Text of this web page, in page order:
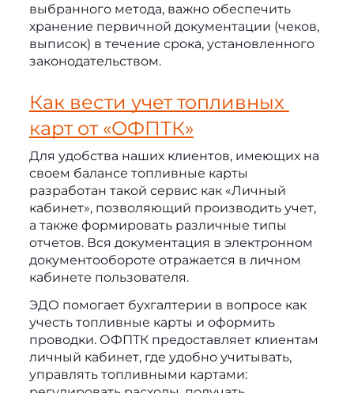
выбранного метода, важно обеспечить
хранение первичной документации (чеков,
выписок) в течение срока, установленного
законодательством.
Как вести учет топливных
карт от «ОФПТК»
Для удобства наших клиентов, имеющих на
своем балансе топливные карты
разработан такой сервис как «Личный
кабинет», позволяющий производить учет,
а также формировать различные типы
отчетов. Вся документация в электронном
документообороте отражается в личном
кабинете пользователя.
ЭДО помогает бухгалтерии в вопросе как
учесть топливные карты и оформить
проводки. ОФПТК предоставляет клиентам
личный кабинет, где удобно учитывать,
управлять топливными картами: